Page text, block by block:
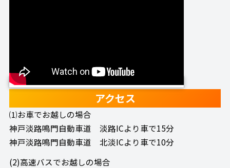
アクセス
⑴お車でお越しの場合
神戸淡路鳴門自動車道 淡路ICより車で15分
神戸淡路鳴門自動車道 北淡ICより車で10分
(2)高速バスでお越しの場合